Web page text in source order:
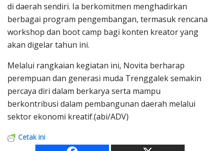
di daerah sendiri. Ia berkomitmen menghadirkan
berbagai program pengembangan, termasuk rencana
workshop dan boot camp bagi konten kreator yang
akan digelar tahun ini.
Melalui rangkaian kegiatan ini, Novita berharap
perempuan dan generasi muda Trenggalek semakin
percaya diri dalam berkarya serta mampu
berkontribusi dalam pembangunan daerah melalui
sektor ekonomi kreatif.(abi/ADV)
Cetak ini